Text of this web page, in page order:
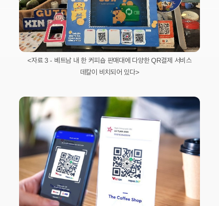
<자료 3 - 베트남 내 한 커피숍 판매대에 다양한 QR결제 서비스
데칼이 비치되어 있다>